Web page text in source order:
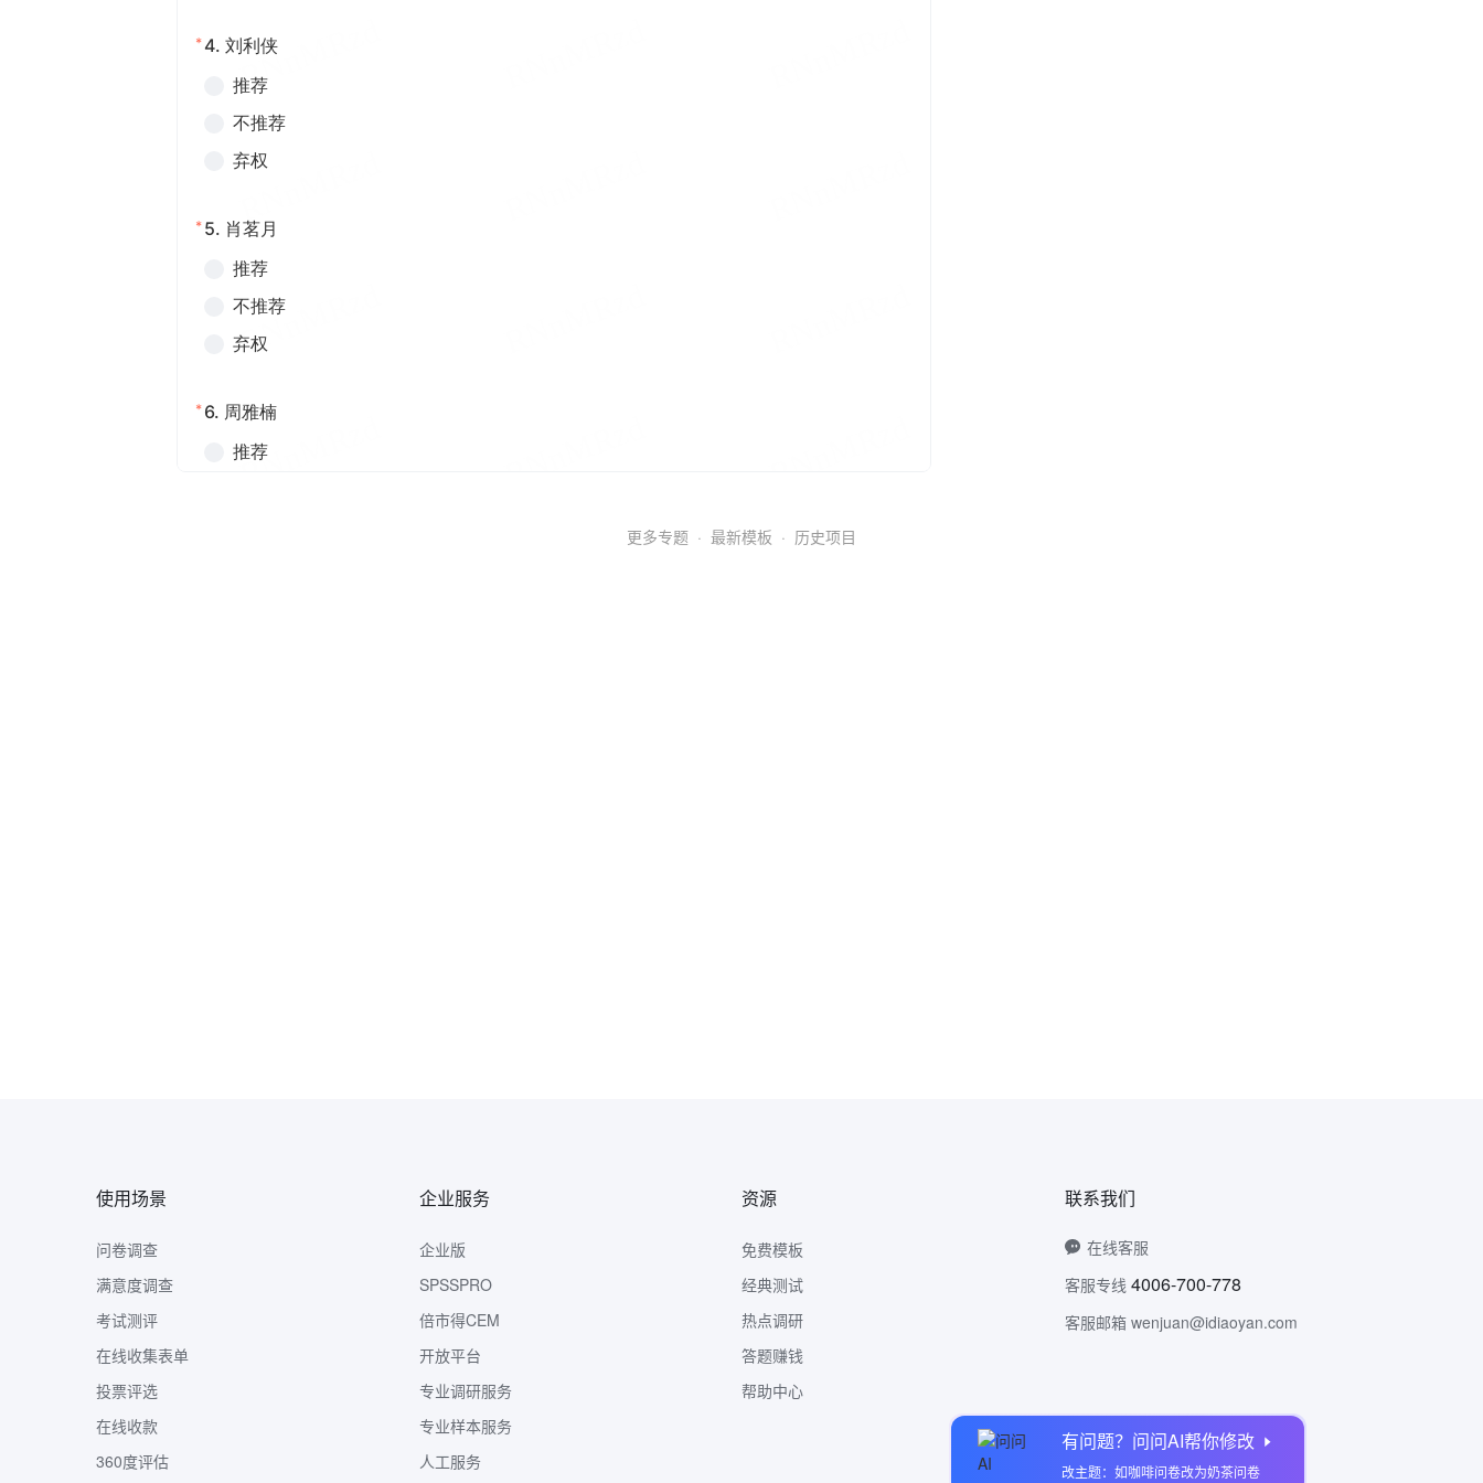
有问题？问问AI帮你修改
改主题：如咖啡问卷改为奶茶问卷
更多专题 · 最新模板 · 历史项目
使用场景
问卷调查
满意度调查
考试测评
在线收集表单
投票评选
在线收款
360度评估
企业服务
企业版
SPSSPRO
倍市得CEM
开放平台
专业调研服务
专业样本服务
人工服务
资源
免费模板
经典测试
热点调研
答题赚钱
帮助中心
联系我们
在线客服
客服专线 4006-700-778
客服邮箱 wenjuan@idiaoyan.com
问卷网公众号